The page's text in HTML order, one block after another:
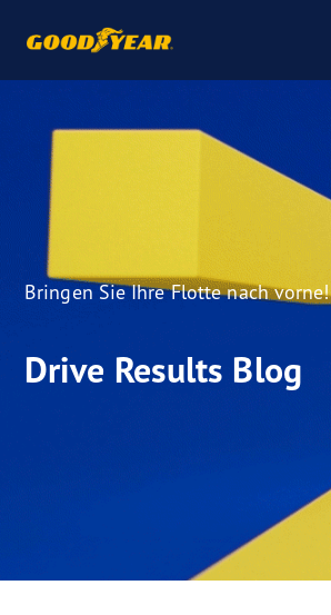
Bringen Sie Ihre Flotte nach vorne!
Drive Results Blog